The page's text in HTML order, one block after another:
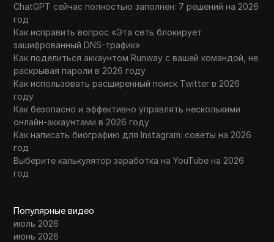
ChatGPT сейчас полностью заполнен: 7 решений на 2026
год
Как исправить вопрос «Эта сеть блокирует
зашифрованный DNS-трафик»
Как поделиться аккаунтом Runway с вашей командой, не
раскрывая пароли в 2026 году
Как использовать расширенный поиск Twitter в 2026
году
Как безопасно и эффективно управлять несколькими
онлайн-аккаунтами в 2026 году
Как написать биографию для Instagram: советы на 2026
год
Выберите калькулятор заработка на YouTube на 2026
год
Популярные видео
июль 2026
июнь 2026